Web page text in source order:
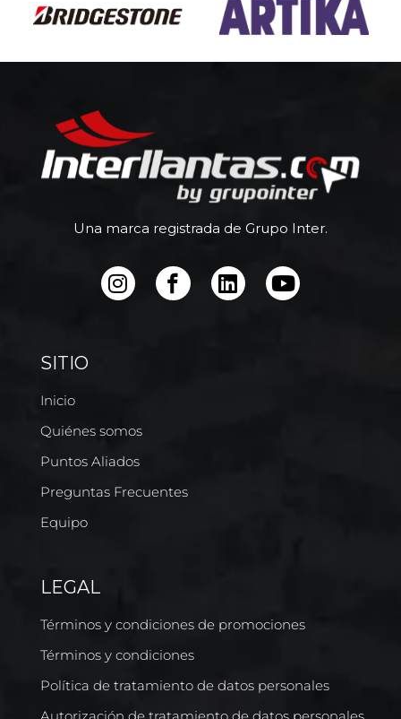
Una marca registrada de Grupo Inter.
SITIO
Inicio
Quiénes somos
Puntos Aliados
Preguntas Frecuentes
Equipo
LEGAL
Términos y condiciones de promociones
Términos y condiciones
Política de tratamiento de datos personales